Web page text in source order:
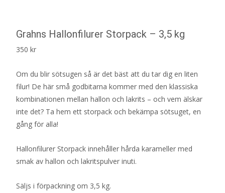
Grahns Hallonfilurer Storpack – 3,5 kg
350 kr
Om du blir sötsugen så är det bäst att du tar dig en liten
filur! De här små godbitarna kommer med den klassiska
kombinationen mellan hallon och lakrits – och vem älskar
inte det? Ta hem ett storpack och bekämpa sötsuget, en
gång för alla!
Hallonfilurer Storpack innehåller hårda karameller med
smak av hallon och lakritspulver inuti.
Säljs i förpackning om 3,5 kg.